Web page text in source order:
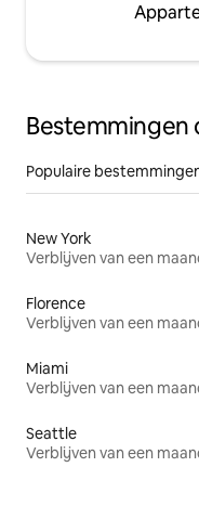
Bestemmingen
Populaire
New York
Verblijven van een
Florence
Verblijven van een
Miami
Verblijven van een
Seattle
Verblijven van een